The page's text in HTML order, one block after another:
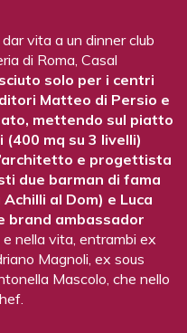
vita a un dinner club
di Roma, Casal
solo per i centri
Matteo di Persio e
mettendo sul piatto
mq su 3 livelli)
e progettista
due barman di fama
al Dom) e Luca
brand ambassador
nella vita, entrambi ex
Magnoli, ex sous
Mascolo, che nello